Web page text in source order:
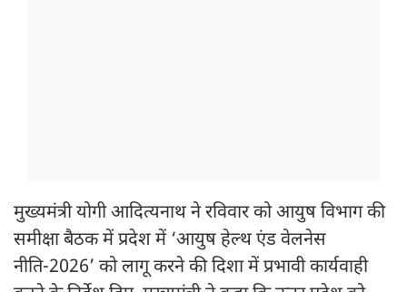
मुख्यमंत्री योगी आदित्यनाथ ने रविवार को आयुष विभाग की
समीक्षा बैठक में प्रदेश में ‘आयुष हेल्थ एंड वेलनेस
नीति-2026’ को लागू करने की दिशा में प्रभावी कार्यवाही